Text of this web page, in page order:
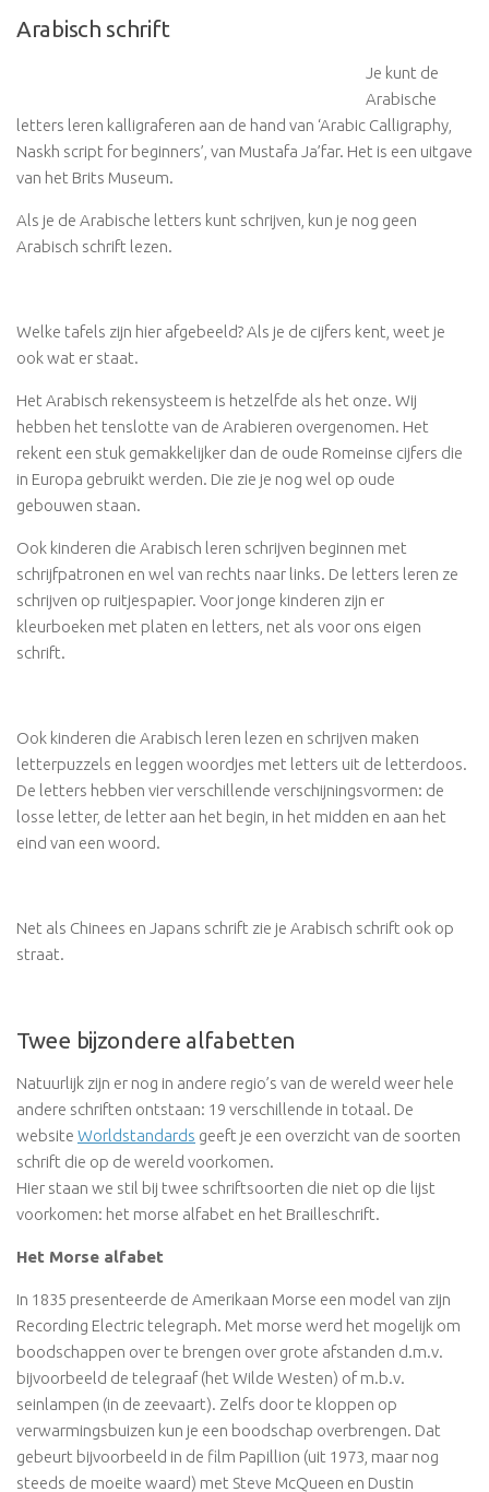
Arabisch schrift
Je kunt de
Arabische
letters leren kalligraferen aan de hand van ‘Arabic Calligraphy,
Naskh script for beginners’, van Mustafa Ja’far. Het is een uitgave
van het Brits Museum.
Als je de Arabische letters kunt schrijven, kun je nog geen
Arabisch schrift lezen.
Welke tafels zijn hier afgebeeld? Als je de cijfers kent, weet je
ook wat er staat.
Het Arabisch rekensysteem is hetzelfde als het onze. Wij
hebben het tenslotte van de Arabieren overgenomen. Het
rekent een stuk gemakkelijker dan de oude Romeinse cijfers die
in Europa gebruikt werden. Die zie je nog wel op oude
gebouwen staan.
Ook kinderen die Arabisch leren schrijven beginnen met
schrijfpatronen en wel van rechts naar links. De letters leren ze
schrijven op ruitjespapier. Voor jonge kinderen zijn er
kleurboeken met platen en letters, net als voor ons eigen
schrift.
Ook kinderen die Arabisch leren lezen en schrijven maken
letterpuzzels en leggen woordjes met letters uit de letterdoos.
De letters hebben vier verschillende verschijningsvormen: de
losse letter, de letter aan het begin, in het midden en aan het
eind van een woord.
Net als Chinees en Japans schrift zie je Arabisch schrift ook op
straat.
Twee bijzondere alfabetten
Natuurlijk zijn er nog in andere regio’s van de wereld weer hele
andere schriften ontstaan: 19 verschillende in totaal. De
website Worldstandards geeft je een overzicht van de soorten
schrift die op de wereld voorkomen.
Hier staan we stil bij twee schriftsoorten die niet op die lijst
voorkomen: het morse alfabet en het Brailleschrift.
Het Morse alfabet
In 1835 presenteerde de Amerikaan Morse een model van zijn
Recording Electric telegraph. Met morse werd het mogelijk om
boodschappen over te brengen over grote afstanden d.m.v.
bijvoorbeeld de telegraaf (het Wilde Westen) of m.b.v.
seinlampen (in de zeevaart). Zelfs door te kloppen op
verwarmingsbuizen kun je een boodschap overbrengen. Dat
gebeurt bijvoorbeeld in de film Papillion (uit 1973, maar nog
steeds de moeite waard) met Steve McQueen en Dustin